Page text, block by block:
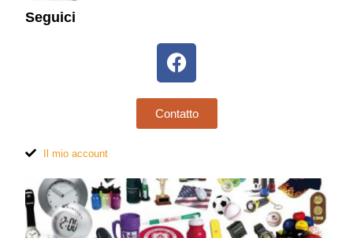
Seguici
Contatto
Il mio account